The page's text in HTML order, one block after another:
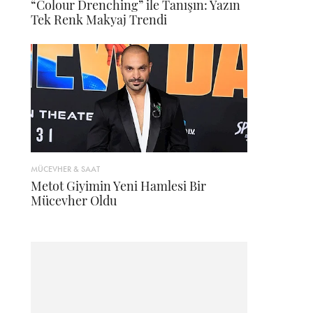
“Colour Drenching” ile Tanışın: Yazın
Tek Renk Makyaj Trendi
MÜCEVHER & SAAT
Metot Giyimin Yeni Hamlesi Bir
Mücevher Oldu